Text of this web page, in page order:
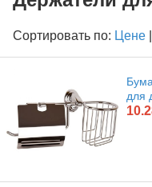
Сортировать по: Цене
для